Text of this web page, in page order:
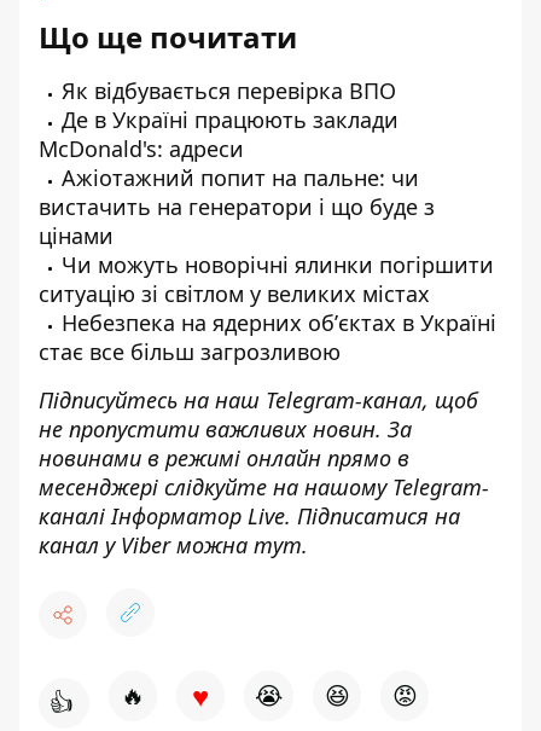
Що ще почитати
Як відбувається перевірка ВПО
Де в Україні працюють заклади
McDonald's: адреси
Ажіотажний попит на пальне: чи
вистачить на генератори і що буде з
цінами
Чи можуть новорічні ялинки погіршити
ситуацію зі світлом у великих містах
Небезпека на ядерних обʼєктах в Україні
стає все більш загрозливою
Підписуйтесь на наш Telegram-канал, щоб
не пропустити важливих новин. За
новинами в режимі онлайн прямо в
месенджері слідкуйте на нашому Telegram-
каналіІнформатор Live. Підписатися на
канал у Viber можна тут.
👍 🔥 ♥ 😭 😆 😡